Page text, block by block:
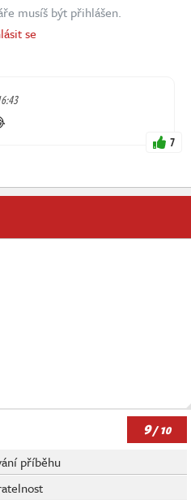
musíš být přihlášen.
se
7
9/ 10
příběhu